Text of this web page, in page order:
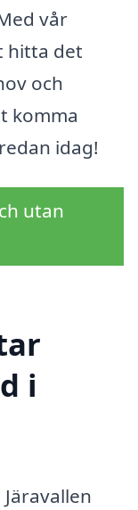
vår
hitta det
och
komma
idag!
utan
i